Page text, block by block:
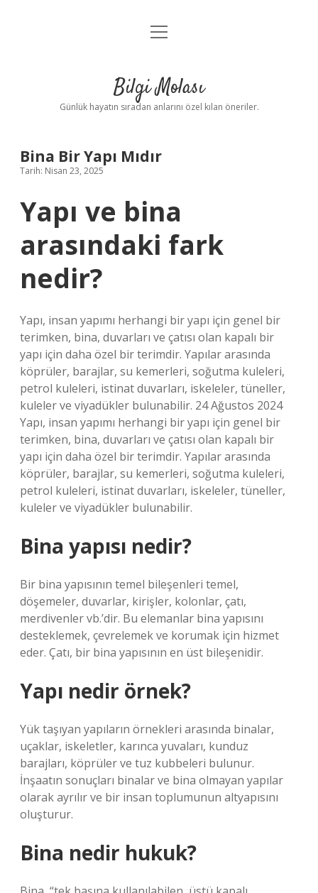
Anasayfa
Yasal Uyarı
menüyü
Bilgi Molası
Günlük hayatın sıradan anlarını özel kılan öneriler.
Bina Bir Yapı Mıdır
Tarih: Nisan 23, 2025
Yapı ve bina
arasındaki fark
nedir?
Yapı, insan yapımı herhangi bir yapı için genel bir
terimken, bina, duvarları ve çatısı olan kapalı bir
yapı için daha özel bir terimdir. Yapılar arasında
köprüler, barajlar, su kemerleri, soğutma kuleleri,
petrol kuleleri, istinat duvarları, iskeleler, tüneller,
kuleler ve viyadükler bulunabilir. 24 Ağustos 2024
Yapı, insan yapımı herhangi bir yapı için genel bir
terimken, bina, duvarları ve çatısı olan kapalı bir
yapı için daha özel bir terimdir. Yapılar arasında
köprüler, barajlar, su kemerleri, soğutma kuleleri,
petrol kuleleri, istinat duvarları, iskeleler, tüneller,
kuleler ve viyadükler bulunabilir.
Bina yapısı nedir?
Bir bina yapısının temel bileşenleri temel,
döşemeler, duvarlar, kirişler, kolonlar, çatı,
merdivenler vb.’dir. Bu elemanlar bina yapısını
desteklemek, çevrelemek ve korumak için hizmet
eder. Çatı, bir bina yapısının en üst bileşenidir.
Yapı nedir örnek?
Yük taşıyan yapıların örnekleri arasında binalar,
uçaklar, iskeletler, karınca yuvaları, kunduz
barajları, köprüler ve tuz kubbeleri bulunur.
İnşaatın sonuçları binalar ve bina olmayan yapılar
olarak ayrılır ve bir insan toplumunun altyapısını
oluşturur.
Bina nedir hukuk?